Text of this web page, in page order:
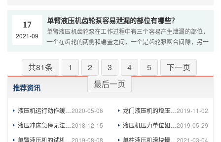
系 ....
17
2021-09
单臂液压机齿轮泵容易泄漏的部位有哪些？
单臂液压机齿轮泵在工作过程中有三个容易产生泄漏的部位，
一个在齿轮的两侧和端盖之间，一个是齿轮泵啮合间隙，另一
....
共81条 1 2 3 4 5
下一页
最后一页
推荐资讯
2020-05-06
液压机运行动作缓慢的五大原因 2019-11-02
龙门液压机的增压回路
2018-12-15
液压冲床急停无法复位的原因及解决方法 2019-05-29
液压机压力单位如何计算
2019-08-08
单臂液压机的试机操作 2021-03-04
单柱液压机滑块慢速下降时抖动比较剧烈怎么办